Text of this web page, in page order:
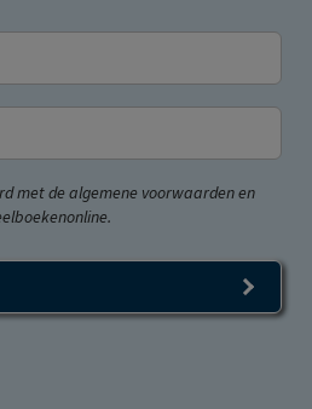
met de algemene voorwaarden en